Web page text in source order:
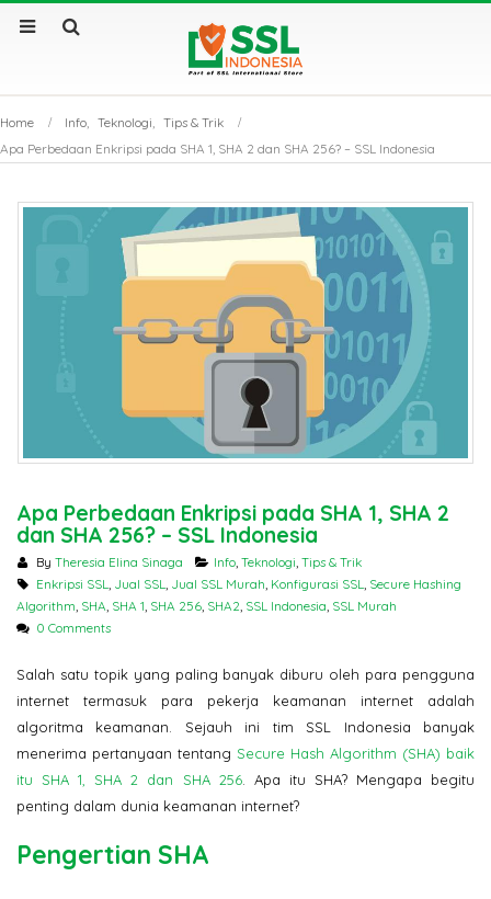
Home Info, Teknologi, Tips & Trik
Apa Perbedaan Enkripsi pada SHA 1, SHA 2 dan SHA 256? – SSL Indonesia
Apa Perbedaan Enkripsi pada SHA 1, SHA 2
dan SHA 256? – SSL Indonesia
By Theresia Elina Sinaga Info ,Teknologi ,Tips & Trik
Enkripsi SSL
Jual SSL Jual SSL Murah Konfigurasi SSL
Secure Hashing
Algorithm SHA SHA 1 SHA 256 SHA2 SSL Indonesia SSL Murah
0 Comments
Salah satu topik yang paling banyak diburu oleh para pengguna
internet termasuk para pekerja keamanan internet adalah
algoritma keamanan. Sejauh ini tim SSL Indonesia banyak
menerima pertanyaan tentang Secure Hash Algorithm (SHA) baik
itu SHA 1, SHA 2 dan SHA 256. Apa itu SHA? Mengapa begitu
penting dalam dunia keamanan internet?
Pengertian SHA
Sertifikat SSL Masa
Berlaku Singkat: Dampak
Sertifikat SSL: Mengapa
Bisnis Anda Bisa Lumpuh
SSL Certificate: Mengapa
Harganya Berbeda? Ini
Penjelasannya
SSL Certificate
Apa Saja
Utamanya?
Kenapa
Sertifikat SSL
Pertama Google di 2026?
SSL
Jangan
Ini Bahaya Beli